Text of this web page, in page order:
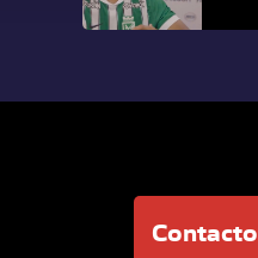
Contacto